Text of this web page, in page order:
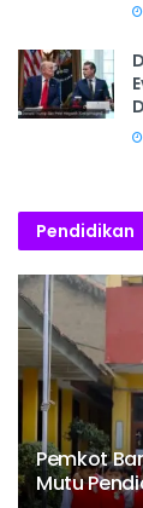
Pendidikan
Pemkot
Mutu